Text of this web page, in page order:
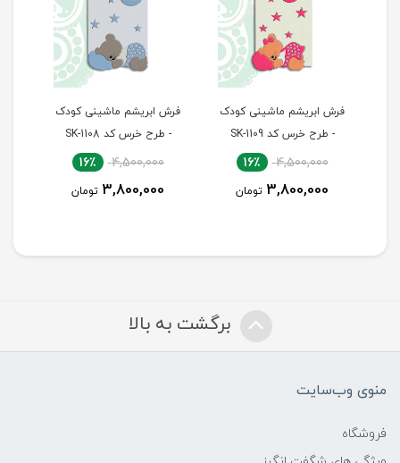
فرش ابریشم ماشینی کودک
- طرح خرس کد SK-1109
4,500,000 16٪
3,800,000 تومان
فرش ابریشم ماشینی کودک
- طرح خرس کد SK-1108
4,500,000 16٪
3,800,000 تومان
برگشت به بالا
منوی وب‌سایت
فروشگاه